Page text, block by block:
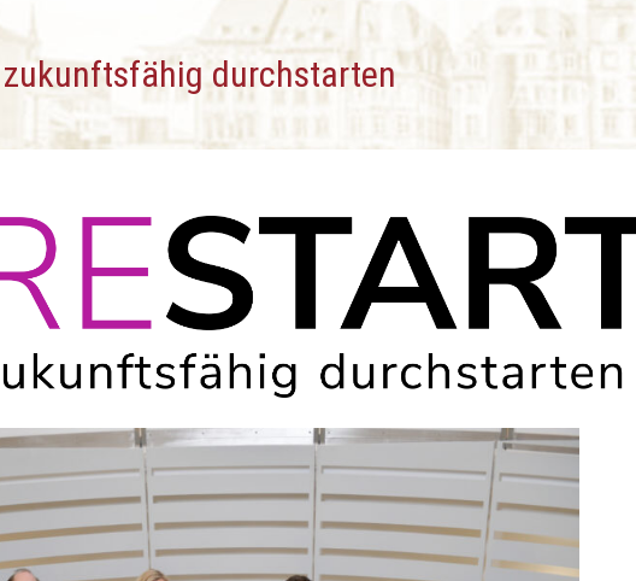
zukunftsfähig durchstarten